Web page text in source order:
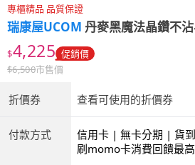
專櫃精品 品質保證
瑞康屋UCOM 丹麥黑魔法晶鑽不
$4,225 促銷價
$6,500市售價
折價券 查看可使用的折價券
付款方式
信用卡 | 無卡分期 | 貨
商付款 | ATM | 銀聯卡
刷momo卡消費回饋最高